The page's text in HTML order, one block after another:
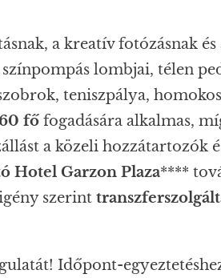
a kreatív fotózásnak és
színpompás lombjai, télen
teniszpálya,
fő fogadására alkalmas,
a közeli hozzátartozók
Hotel Garzon Plaza****
szerint
Időpont-